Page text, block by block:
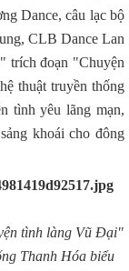
Dance, câu lạc bộ
CLB Dance Lan
trích đoạn "Chuyện
thuật truyền thống
tình yêu lãng mạn,
khoái cho đông
tình làng Vũ Đại"
Thanh Hóa biểu